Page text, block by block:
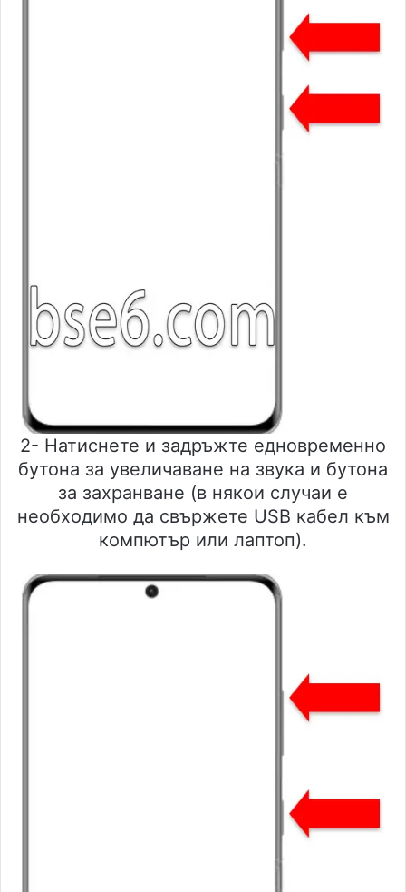
2- Натиснете и задръжте едновременно
бутона за увеличаване на звука и бутона
за захранване (в някои случаи е
необходимо да свържете USB кабел към
компютър или лаптоп).